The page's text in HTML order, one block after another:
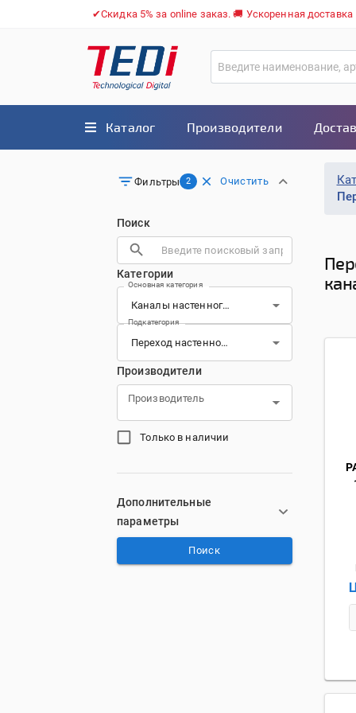
✔Скидка 5% за online заказ. 🚚 Ускоренная
Каталог Производители
Фильтры 2 Очистить
Поиск
Категории
Основная категория
Подкатегория
Производители
Производитель
Только в наличии
Дополнительные
параметры
Поиск